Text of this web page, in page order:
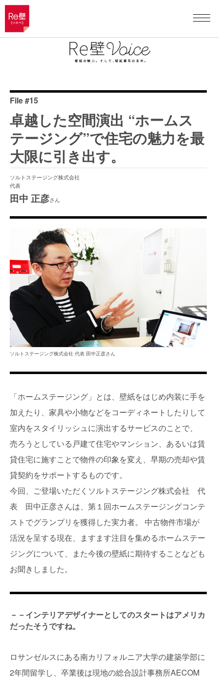
File #15
卓越した空間演出 “ホームス
テージング”で住宅の魅力を最
大限に引き出す。
ソルトステージング株式会社
代表
田中 正彦さん
ソルトステージング株式会社 代表 田中正彦さん
「ホームステージング」とは、壁紙をはじめ内装に手を
加えたり、家具や小物などをコーディネートしたりして
室内をスタイリッシュに演出するサービスのことで、
売ろうとしている戸建て住宅やマンション、あるいは賃
貸住宅に施すことで物件の印象を変え、早期の売却や賃
貸契約をサポートするものです。
今回、ご登場いただくソルトステージング株式会社 代
表 田中正彦さんは、第１回ホームステージングコンテ
ストでグランプリを獲得した実力者。 中古物件市場が
活況を呈する現在、ますます注目を集めるホームステー
ジングについて、また今後の壁紙に期待することなども
お聞きしました。
－－インテリアデザイナーとしてのスタートはアメリカ
だったそうですね。
ロサンゼルスにある南カリフォルニア大学の建築学部に
2年間留学し、卒業後は現地の総合設計事務所AECOM